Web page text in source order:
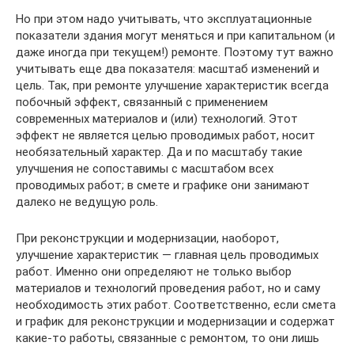
Но при этом надо учитывать, что эксплуатационные
показатели здания могут меняться и при капитальном (и
даже иногда при текущем!) ремонте. Поэтому тут важно
учитывать еще два показателя: масштаб изменений и
цель. Так, при ремонте улучшение характеристик всегда
побочный эффект, связанный с применением
современных материалов и (или) технологий. Этот
эффект не является целью проводимых работ, носит
необязательный характер. Да и по масштабу такие
улучшения не сопоставимы с масштабом всех
проводимых работ; в смете и графике они занимают
далеко не ведущую роль.
При реконструкции и модернизации, наоборот,
улучшение характеристик — главная цель проводимых
работ. Именно они определяют не только выбор
материалов и технологий проведения работ, но и саму
необходимость этих работ. Соответственно, если смета
и график для реконструкции и модернизации и содержат
какие-то работы, связанные с ремонтом, то они лишь